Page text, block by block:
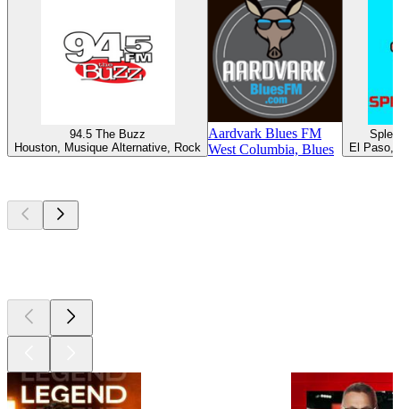
94.5 The Buzz
Houston, Musique Alternative, Rock
Aardvark Blues FM
West Columbia, Blues
El Paso,